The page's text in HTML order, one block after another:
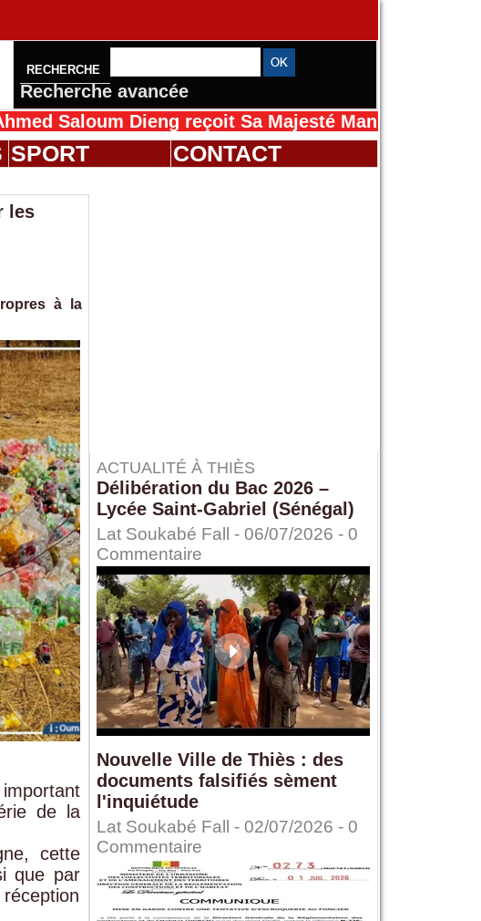
RECHERCHE
Recherche avancée
Dieng reçoit Sa Majesté Mansah Cissé au
SPORT CONTACT
les
à la
de la
cette
que par
ACTUALITÉ À THIÈS
Délibération du Bac 2026 –
Lycée Saint-Gabriel (Sénégal)
Lat Soukabé Fall - 06/07/2026 - 0
Commentaire
Nouvelle Ville de Thiès : des
documents falsifiés sèment
l'inquiétude
Lat Soukabé Fall - 02/07/2026 - 0
Commentaire